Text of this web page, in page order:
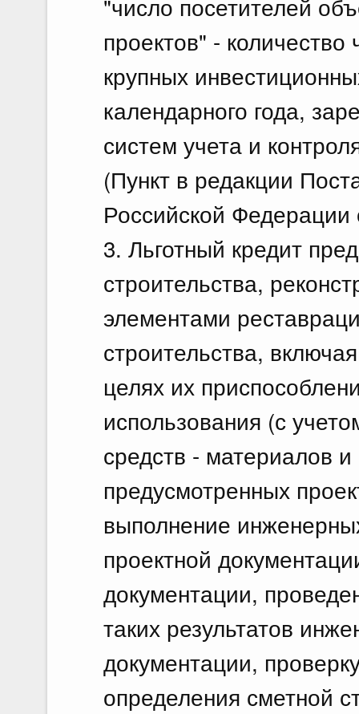
"число посетителей
проектов" -
крупных
календарного года,
систем учета и
(Пункт в редакции
Российской
3. Льготный кредит
строительства,
элементами
строительства,
целях их
использования (с
средств - материалов
предусмотренных
выполнение
проектной
документации,
таких результатов
документации,
определения сметной